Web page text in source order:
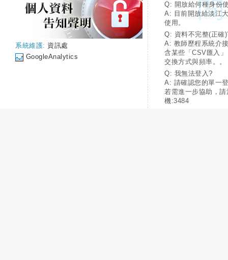
系統維護: 資訊處
GoogleAnalytics
Q: 開放給何種身份
A: 目前開放給淡江
使用。
Q: 資料不完整(正確
A: 教師歷程系統介
含某些「CSV匯入
交換方式與頻率。。
Q: 我無法登入?
A: 請確認您的單一
若需進一步協助，
機:3484